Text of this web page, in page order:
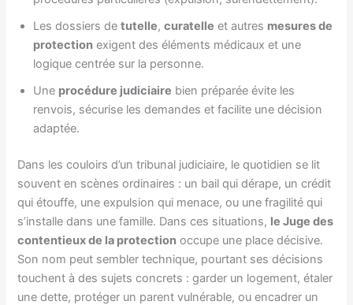
Les dossiers detutelle,curatelle et autres mesures de
protection exigent des éléments médicaux et une
logique centrée sur la personne.
Une procédure judiciaire bien préparée évite les
renvois, sécurise les demandes et facilite une décision
adaptée.
Dans les couloirs d’un tribunal judiciaire, le quotidien se lit
souvent en scènes ordinaires : un bail qui dérape, un crédit
qui étouffe, une expulsion qui menace, ou une fragilité qui
s’installe dans une famille. Dans ces situations, le Juge des
contentieux de la protection occupe une place décisive.
Son nom peut sembler technique, pourtant ses décisions
touchent à des sujets concrets : garder un logement, étaler
une dette, protéger un parent vulnérable, ou encadrer un